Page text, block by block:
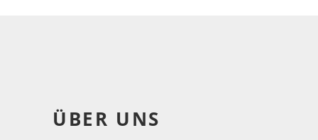
ÜBER UNS